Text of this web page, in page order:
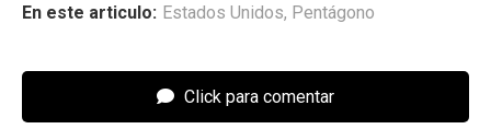
En este articulo: Estados Unidos, Pentágono
Click para comentar